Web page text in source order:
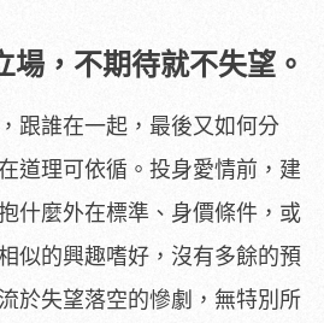
場，不期待就不失望。
跟誰在一起，最後又如何分
道理可依循。投身愛情前，建
什麼外在標準、身價條件，或
似的興趣嗜好，沒有多餘的預
於失望落空的慘劇，無特別所